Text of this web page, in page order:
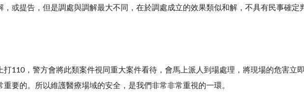
或提告，但是調處與調解最大不同，在於調處成立的效果類似和解，不具有民事確定
打110 ，警方會將此類案件視同重大案件看待，會馬上派人到場處理，將現場的危害立
要的。所以維護醫療場域的安全，是我們非常非常重視的一環。